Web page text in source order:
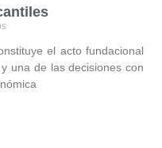
el acto fundacional
una de las decisiones con